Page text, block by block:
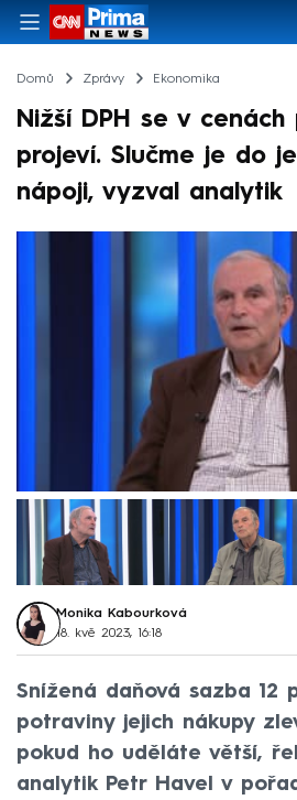
Domů Zprávy Ekonomika
Nižší DPH se v
projeví. Slučme je do
nápoji, vyzval analytik
Monika Kabourková
18. kvě 2023, 16:18
Snížená daňová sazba 12
potraviny jejich nákupy
pokud ho uděláte větší,
analytik Petr Havel v